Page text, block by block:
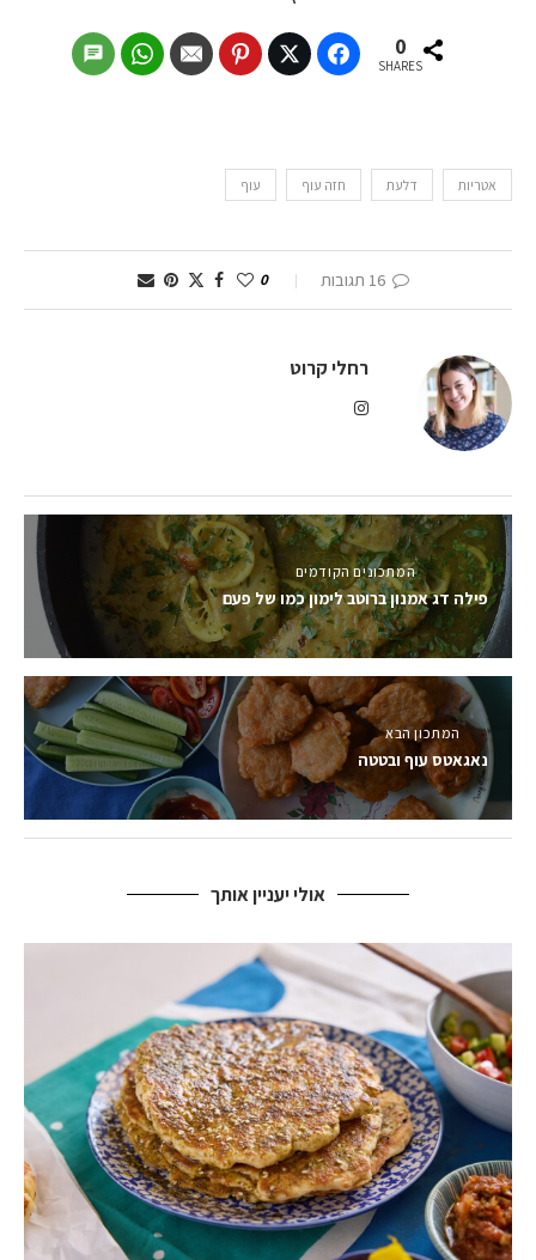
0
SHARES
אטריות דלעת חזה עוף עוף
16 תגובות 0
רחלי קרוט
המתכונים הקודמים
פילה דג אמנון ברוטב לימון כמו של פעם
המתכון הבא
נאגאטס עוף ובטטה
אולי יעניין אותך